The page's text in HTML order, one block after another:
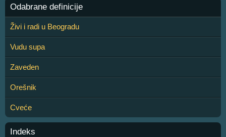
Odabrane definicije
Živi i radi u Beogradu
Vudu supa
Zaveden
Orešnik
Cveće
Indeks